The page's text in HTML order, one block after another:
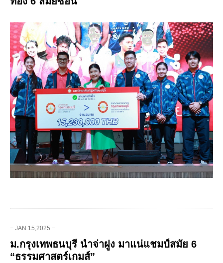
− JAN 15,2025 −
ม.กรุงเทพธนบุรี นำจ่าฝูง มาแน่แชมป์สมัย 6
“ธรรมศาสตร์เกมส์”